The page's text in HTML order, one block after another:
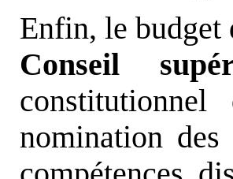
Enfin, le budget
Conseil
nomination